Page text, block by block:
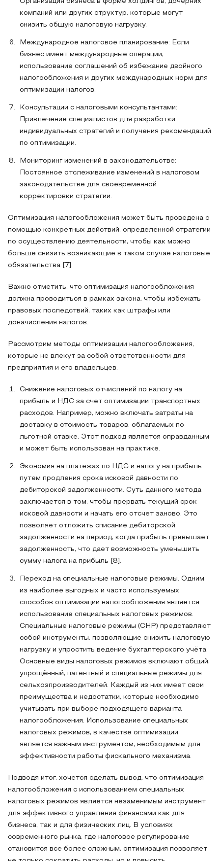
компаний или других структур, которые могут
снизить общую налоговую нагрузку.
Международное налоговое планирование: Если
бизнес имеет международные операции,
использование соглашений об избежание двойного
налогообложения и других международных норм для
оптимизации налогов.
Консультации с налоговыми консультантами:
Привлечение специалистов для разработки
индивидуальных стратегий и получения рекомендаций
по оптимизации.
Мониторинг изменений в законодательстве:
Постоянное отслеживание изменений в налоговом
законодательстве для своевременной
корректировки стратегии.
Оптимизация налогообложения может быть проведена с
помощью конкретных действий, определённой стратегии
по осуществлению деятельности, чтобы как можно
больше снизить возникающие в таком случае налоговые
обязательства [7].
Важно отметить, что оптимизация налогообложения
должна проводиться в рамках закона, чтобы избежать
правовых последствий, таких как штрафы или
доначисления налогов.
Рассмотрим методы оптимизации налогообложения,
которые не влекут за собой ответственности для
предприятия и его владельцев.
Снижение налоговых отчислений по налогу на
прибыль и НДС за счет оптимизации транспортных
расходов. Например, можно включать затраты на
доставку в стоимость товаров, облагаемых по
льготной ставке. Этот подход является оправданным
и может быть использован на практике.
Экономия на платежах по НДС и налогу на прибыль
путем продления срока исковой давности по
дебиторской задолженности. Суть данного метода
заключается в том, чтобы прервать текущий срок
исковой давности и начать его отсчет заново. Это
позволяет отложить списание дебиторской
задолженности на период, когда прибыль превышает
задолженность, что дает возможность уменьшить
сумму налога на прибыль [8].
Переход на специальные налоговые режимы. Одним
из наиболее выгодных и часто используемых
способов оптимизации налогообложения является
использование специальных налоговых режимов.
Специальные налоговые режимы (СНР) представляют
собой инструменты, позволяющие снизить налоговую
нагрузку и упростить ведение бухгалтерского учёта.
Основные виды налоговых режимов включают общий,
упрощённый, патентный и специальные режимы для
сельхозпроизводителей. Каждый из них имеет свои
преимущества и недостатки, которые необходимо
учитывать при выборе подходящего варианта
налогообложения. Использование специальных
налоговых режимов, в качестве оптимизации
является важным инструментом, необходимым для
эффективности работы фискального механизма.
Подводя итог, хочется сделать вывод, что оптимизация
налогообложения с использованием специальных
налоговых режимов является незаменимым инструмент
для эффективного управления финансами как для
бизнеса, так и для физических лиц. В условиях
современного рынка, где налоговое регулирование
становится все более сложным, оптимизация позволяет